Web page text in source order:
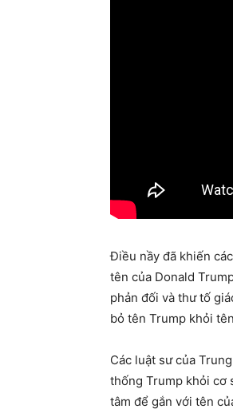
Điều nầy đã khiến các
tên của Donald
phản đối và thư tố
bỏ tên Trump khỏi
Các luật sư của
thống Trump khỏi cơ
tâm để gắn với tên